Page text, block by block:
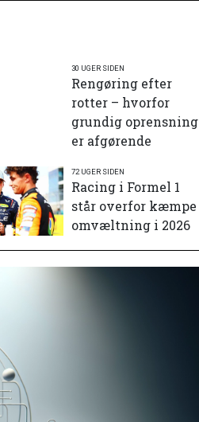
30 UGER SIDEN
Rengøring efter
rotter – hvorfor
grundig oprensning
er afgørende
72 UGER SIDEN
Racing i Formel 1
står overfor kæmpe
omvæltning i 2026